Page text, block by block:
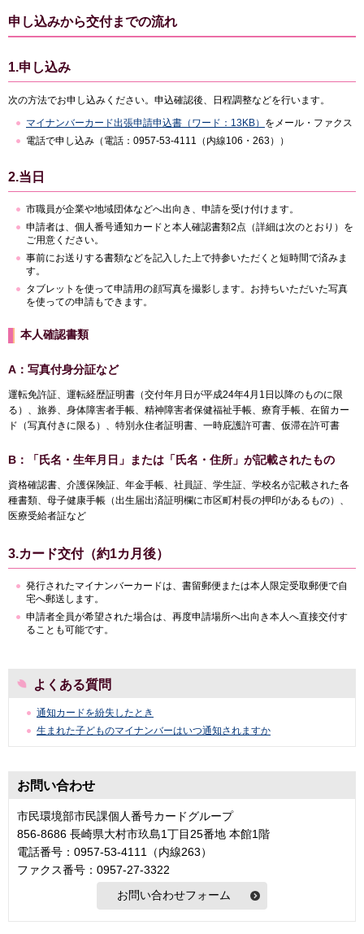
申し込みから交付までの流れ
1.申し込み
次の方法でお申し込みください。申込確認後、日程調整などを行います。
マイナンバーカード出張申請申込書（ワード：13KB） をメール・ファクス
電話で申し込み（電話：0957-53-4111（内線106・263））
2.当日
市職員が企業や地域団体などへ出向き、申請を受け付けます。
申請者は、個人番号通知カードと本人確認書類2点（詳細は次のとおり）を
ご用意ください。
事前にお送りする書類などを記入した上で持参いただくと短時間で済みま
す。
タブレットを使って申請用の顔写真を撮影します。お持ちいただいた写真
を使っての申請もできます。
本人確認書類
A：写真付身分証など
運転免許証、運転経歴証明書（交付年月日が平成24年4月1日以降のものに限
る）、旅券、身体障害者手帳、精神障害者保健福祉手帳、療育手帳、在留カー
ド（写真付きに限る）、特別永住者証明書、一時庇護許可書、仮滞在許可書
B：「氏名・生年月日」または「氏名・住所」が記載されたもの
資格確認書、介護保険証、年金手帳、社員証、学生証、学校名が記載された各
種書類、母子健康手帳（出生届出済証明欄に市区町村長の押印があるもの）、
医療受給者証など
3.カード交付（約1カ月後）
発行されたマイナンバーカードは、書留郵便または本人限定受取郵便で自
宅へ郵送します。
申請者全員が希望された場合は、再度申請場所へ出向き本人へ直接交付す
ることも可能です。
よくある質問
通知カードを紛失したとき
生まれた子どものマイナンバーはいつ通知されますか
お問い合わせ
市民環境部市民課個人番号カードグループ
856-8686 長崎県大村市玖島1丁目25番地 本館1階
電話番号：0957-53-4111（内線263）
ファクス番号：0957-27-3322